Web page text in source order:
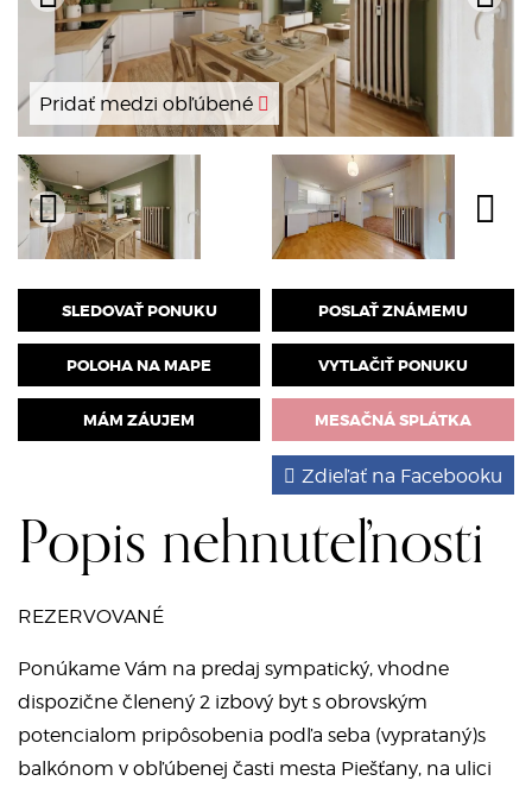
Pridať medzi obľúbené
SLEDOVAŤ PONUKU POSLAŤ ZNÁMEMU
POLOHA NA MAPE VYTLAČIŤ PONUKU
MÁM ZÁUJEM MESAČNÁ SPLÁTKA
Popis nehnuteľnosti
Zdieľať na Facebooku
REZERVOVANÉ
Ponúkame Vám na predaj sympatický, vhodne
dispozične členený 2 izbový byt s obrovským
potencialom pripôsobenia podľa seba (vyprataný)s
balkónom v obľúbenej časti mesta Piešťany, na ulici